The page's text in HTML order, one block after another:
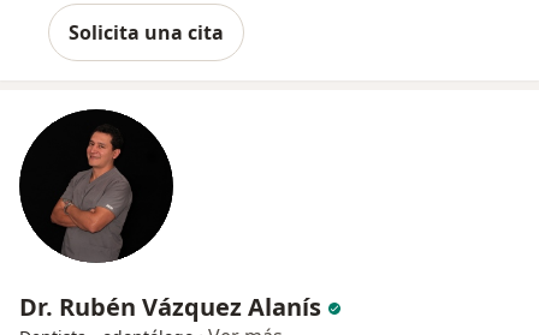
Solicita una cita
Dr. Rubén Vázquez Alanís